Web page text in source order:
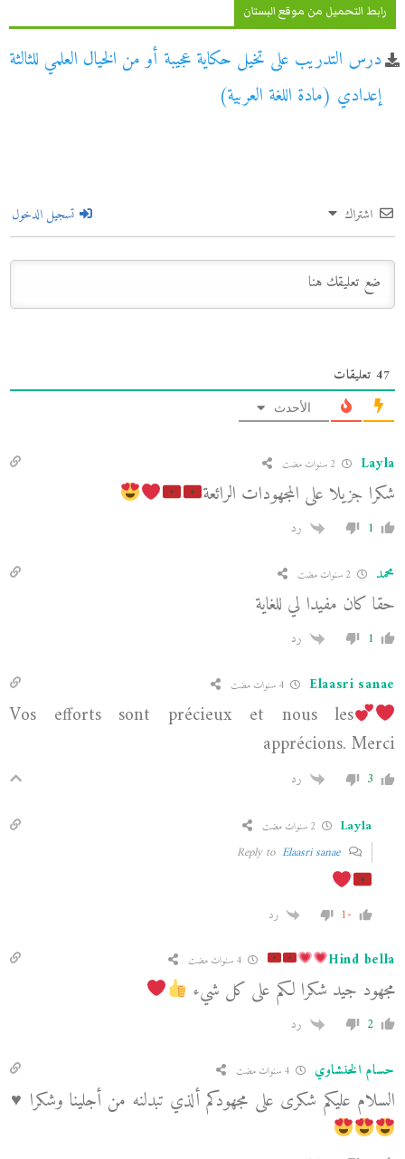
رابط التحميل من موقع البستان
درس التدريب على تخيل حكاية عجيبة أو من الخيال العلمي للثالثة
إعدادي (مادة اللغة العربية)
اشتراك تسجيل الدخول
47 تعليقات
الأحدث
Layla
شكرا جزيلا على المجهودات الرائعة
1 رد
محمد
حقا كان مفيدا لي للغاية
1 رد
Elaasri sanae 4 سنوات مضت
Vos efforts sont précieux et nous les
apprécions. Merci
3 رد
Layla
Reply to
Elaasri sanae
-1 رد
Hind bella 4 سنوات مضت
مجهود جيد شكرا لكم على كل شيء
2 رد
حسام الخنشاوي 4 سنوات مضت
السلام عليكم شكرى على مجهودكم ألذي تبدلنه من أجلينا وشكرا ♥️